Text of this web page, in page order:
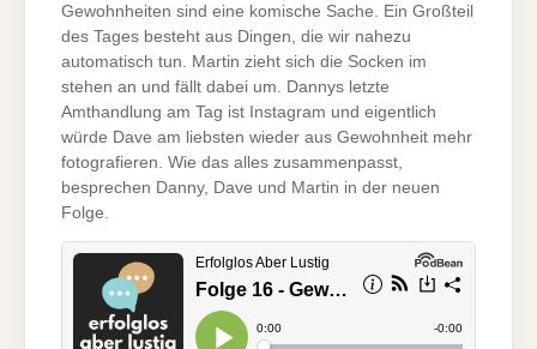
Gewohnheiten sind eine komische Sache. Ein Großteil
des Tages besteht aus Dingen, die wir nahezu
automatisch tun. Martin zieht sich die Socken im
stehen an und fällt dabei um. Dannys letzte
Amthandlung am Tag ist Instagram und eigentlich
würde Dave am liebsten wieder aus Gewohnheit mehr
fotografieren. Wie das alles zusammenpasst,
besprechen Danny, Dave und Martin in der neuen
Folge.